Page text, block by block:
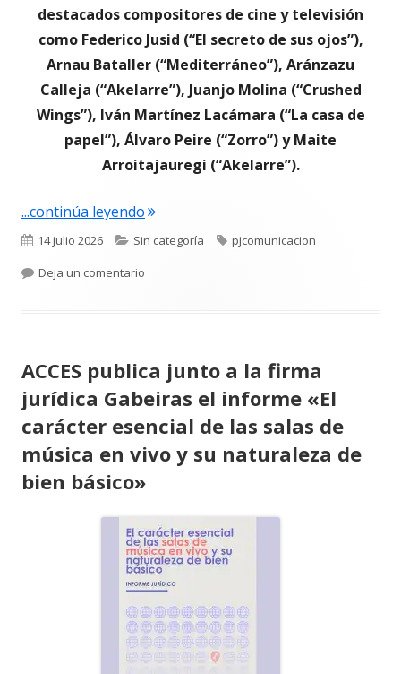
destacados compositores de cine y televisión
como Federico Jusid (“El secreto de sus ojos”),
Arnau Bataller (“Mediterráneo”), Aránzazu
Calleja (“Akelarre”), Juanjo Molina (“Crushed
Wings”), Iván Martínez Lacámara (“La casa de
papel”), Álvaro Peire (“Zorro”) y Maite
Arroitajauregi (“Akelarre”).
...continúa leyendo"El festival SONAFILM mantiene la
Publicado
el
14 julio 2026 Categorías
Sin categoría Etiquetas
pjcomunicacion
Deja un comentario
ACCES publica junto a la firma
jurídica Gabeiras el informe «El
carácter esencial de las salas de
música en vivo y su naturaleza de
bien básico»